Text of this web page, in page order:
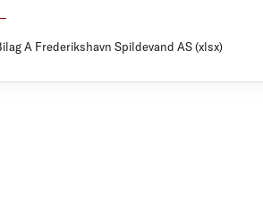
A Frederikshavn Spildevand AS (xlsx)